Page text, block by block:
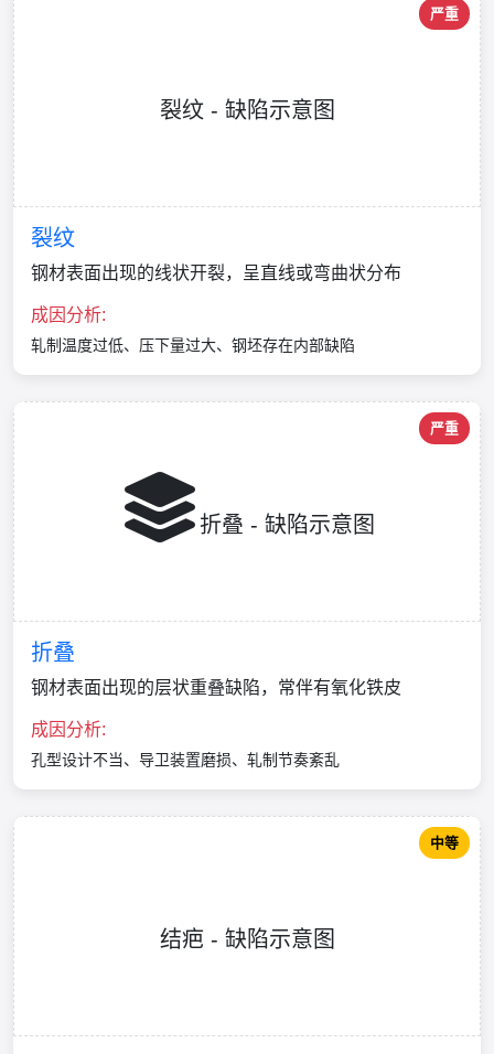
裂纹 - 缺陷示意图
严重
裂纹
钢材表面出现的线状开裂，呈直线或弯曲状分布
成因分析:
轧制温度过低、压下量过大、钢坯存在内部缺陷
折叠 - 缺陷示意图
严重
折叠
钢材表面出现的层状重叠缺陷，常伴有氧化铁皮
成因分析:
孔型设计不当、导卫装置磨损、轧制节奏紊乱
结疤 - 缺陷示意图
中等